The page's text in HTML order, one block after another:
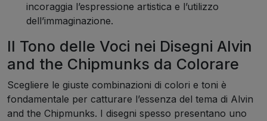
incoraggia l’espressione artistica e l’utilizzo
dell’immaginazione.
Il Tono delle Voci nei Disegni Alvin
and the Chipmunks da Colorare
Scegliere le giuste combinazioni di colori e toni è
fondamentale per catturare l’essenza del tema di Alvin
and the Chipmunks. I disegni spesso presentano uno